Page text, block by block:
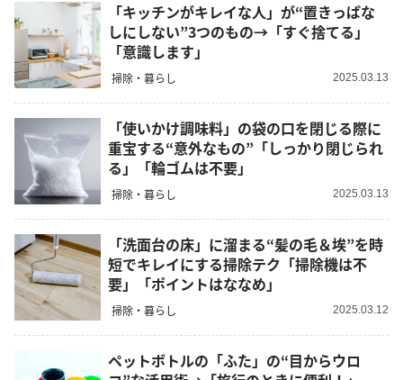
「キッチンがキレイな人」が“置きっぱな
しにしない”3つのもの→「すぐ捨てる」
「意識します」
掃除・暮らし 2025.03.13
「使いかけ調味料」の袋の口を閉じる際に
重宝する“意外なもの”「しっかり閉じられ
る」「輪ゴムは不要」
掃除・暮らし 2025.03.13
「洗面台の床」に溜まる“髪の毛＆埃”を時
短でキレイにする掃除テク「掃除機は不
要」「ポイントはななめ」
掃除・暮らし 2025.03.12
ペットボトルの「ふた」の“目からウロ